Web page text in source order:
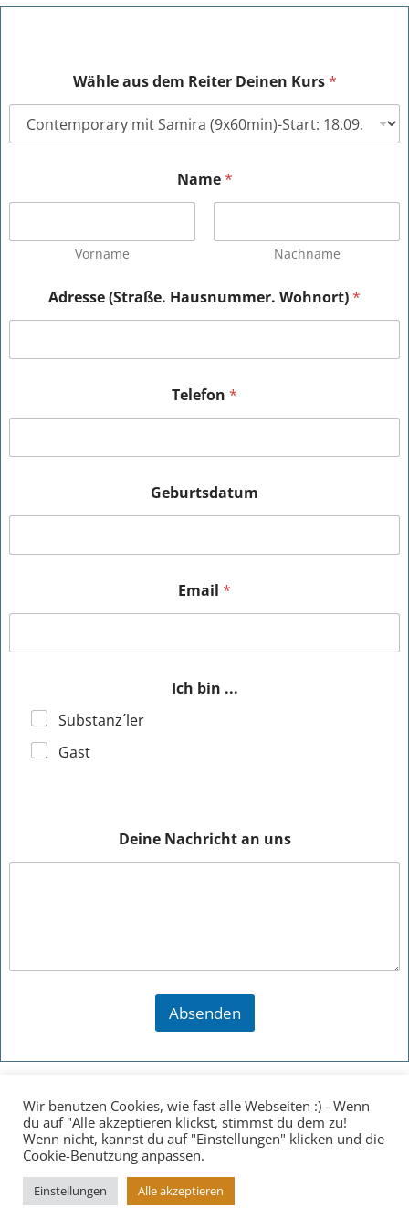
Wähle aus dem Reiter Deinen Kurs*
Name*
Vorname Nachname
Adresse (Straße. Hausnummer. Wohnort)*
Telefon *
Geburtsdatum
Email *
Ich bin ...
Substanz´ler
Gast
Deine Nachricht an uns
Absenden
© 2026 Substanz-Weinheim´s moderne Ballettschule.
Created for free using WordPress and
Wir benutzen Cookies, wie fast alle Webseiten :) - Wenn
du auf "Alle akzeptieren klickst, stimmst du dem zu!
Wenn nicht, kannst du auf "Einstellungen" klicken und die
Cookie-Benutzung anpassen.
Einstellungen Alle akzeptieren